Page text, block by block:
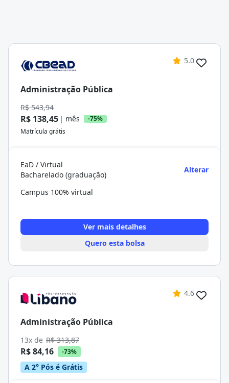
5.0
Administração Pública
R$ 543,94
R$ 138,45 | mês
-75%
Matrícula grátis
EaD / Virtual
Bacharelado (graduação)
Alterar
Campus 100% virtual
Ver mais detalhes
Quero esta bolsa
4.6
Administração Pública
13x de R$ 313,87
R$ 84,16 -73%
A 2° Pós é Grátis